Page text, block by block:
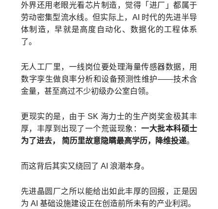
外界还用老眼光看芯片制造，觉得「进厂」都属于
劳动密集型流水线。但实际上，AI 时代的先进半导
体制造，早就是高度自动化、数据化的工程体系
了。
无人工厂里，一线岗位要处理海量传感器数据，用
数字孪生做良率分析和设备预测性维护——技术含
金量，甚至高过不少初级办公室白领。
更现实的是，由于 SK 海力士的生产岗奖金极其丰
厚，丰厚到出现了一个荒诞现象：一大批本科硕士
为了进去， 简历里故意隐瞒最高学历，降维投递。
而这背后其实又绕回了 AI 浪潮本身。
先进晶圆厂之所以能给出如此丰厚的回报，正是因
为 AI 基础设施建设正在创造前所未有的产业利润。